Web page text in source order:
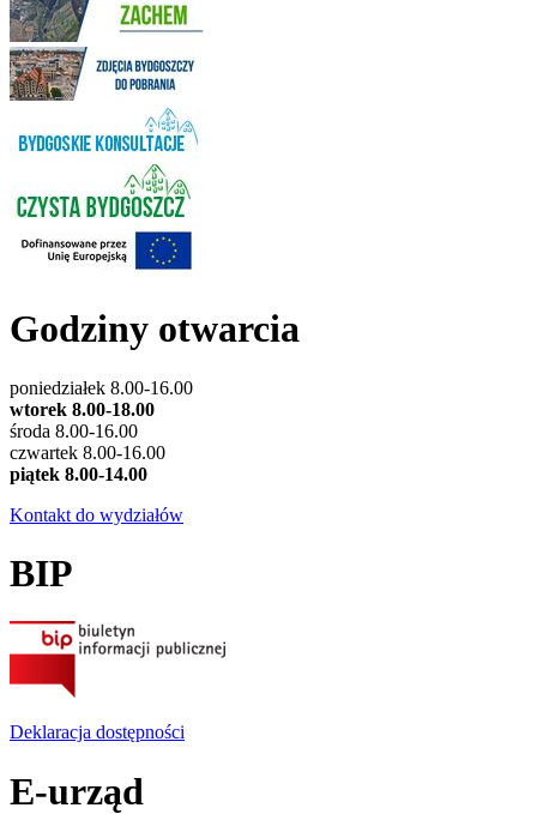
Godziny otwarcia
poniedziałek 8.00-16.00
wtorek 8.00-18.00
środa 8.00-16.00
czwartek 8.00-16.00
piątek 8.00-14.00
Kontakt do wydziałów
BIP
Deklaracja dostępności
E-urząd